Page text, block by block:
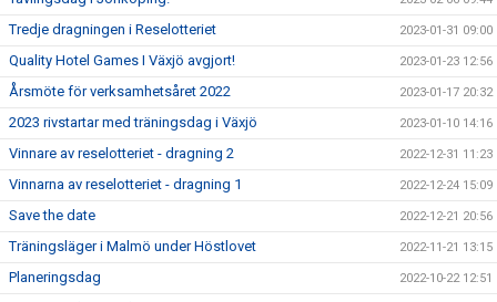
Tredje dragningen i Reselotteriet 2023-01-31 09:00
Quality Hotel Games I Växjö avgjort! 2023-01-23 12:56
Årsmöte för verksamhetsåret 2022 2023-01-17 20:32
2023 rivstartar med träningsdag i Växjö 2023-01-10 14:16
Vinnare av reselotteriet - dragning 2 2022-12-31 11:23
Vinnarna av reselotteriet - dragning 1 2022-12-24 15:09
Save the date 2022-12-21 20:56
Träningsläger i Malmö under Höstlovet 2022-11-21 13:15
Planeringsdag 2022-10-22 12:51